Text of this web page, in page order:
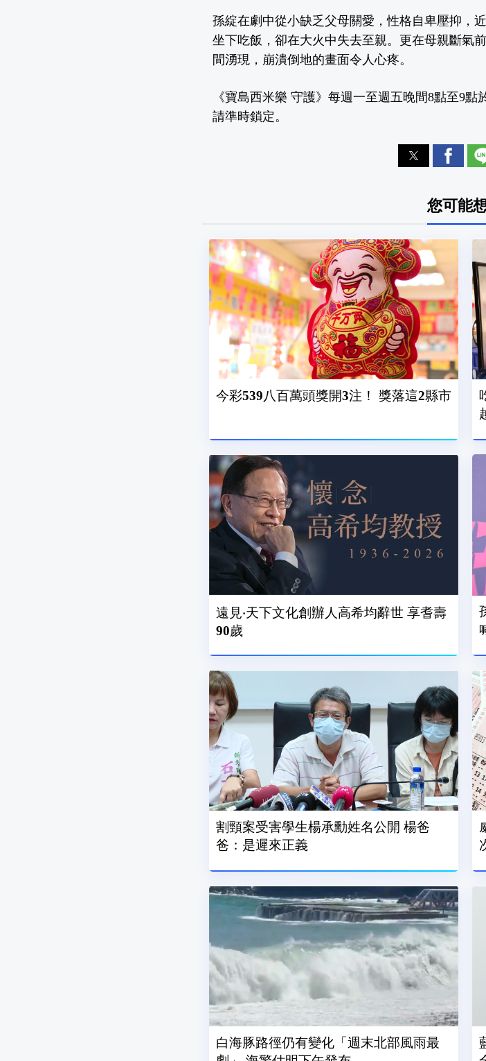
孫綻在劇中從小缺乏父母關愛，性格自卑壓抑，
坐下吃飯，卻在大火中失去至親。更在母親斷氣
間湧現，崩潰倒地的畫面令人心疼。
《寶島西米樂 守護》每週一至週五晚間8點至9
請準時鎖定。
您可能
今彩539八百萬頭獎開3注！ 獎落這2縣市
遠見‧天下文化創辦人高希均辭世 享耆壽
90歲
割頸案受害學生楊承勳姓名公開 楊爸
爸：是遲來正義
白海豚路徑仍有變化「週末北部風雨最